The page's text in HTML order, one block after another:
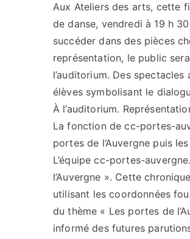
Aux Ateliers des arts, cette
de danse, vendredi à 19 h
succéder dans des pièces
représentation, le public
l’auditorium. Des
élèves symbolisant le
À l’auditorium.
La fonction de cc-portes-
portes de l’Auvergne puis
L’équipe cc-portes-
l’Auvergne ». Cette
utilisant les coordonnées
du thème « Les portes de
informé des futures